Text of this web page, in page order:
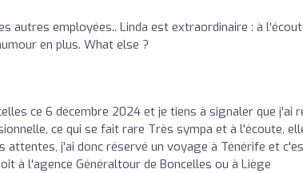
autres employées.. Linda est extraordinaire : à
en plus. What else ?
ce 6 décembre 2024 et je tiens à signaler que j'ai
ce qui se fait rare Très sympa et à l'écoute,
attentes, j'ai donc réservé un voyage à Ténérife et
à l'agence Généraltour de Boncelles ou à Liège